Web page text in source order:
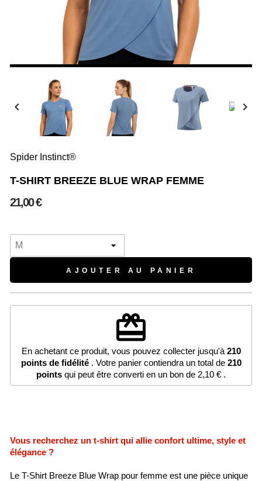
 
Spider Instinct®
T-SHIRT BREEZE BLUE WRAP FEMME
21,00 €
AJOUTER AU PANIER
redeem
En achetant ce produit, vous pouvez collecter jusqu'à 210
points de fidélité. Votre panier contiendra un total de 210
points qui peut être converti en un bon de 2,10 € .
Vous recherchez un t-shirt qui allie confort ultime, style et
élégance ?
Le T-Shirt Breeze Blue Wrap pour femme est une pièce unique